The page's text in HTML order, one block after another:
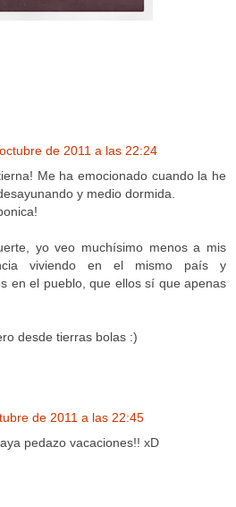
de 2011 a las 22:24
Me ha emocionado cuando la he
y medio dormida.
yo veo muchísimo menos a mis
viviendo en el mismo país y
en el pueblo, que ellos sí que apenas
desde tierras bolas :)
de 2011 a las 22:45
pedazo vacaciones!! xD